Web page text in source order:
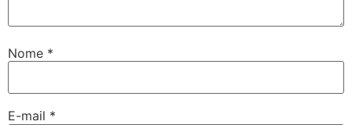
Nome *
E-mail *